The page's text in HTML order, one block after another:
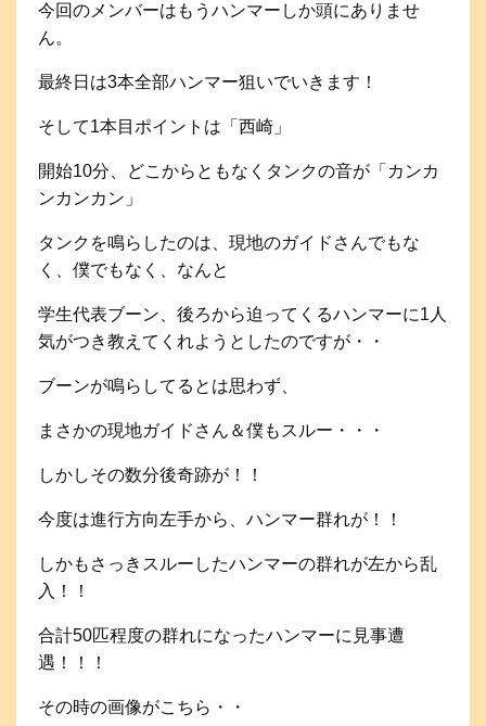
今回のメンバーはもうハンマーしか頭にありませ
ん。
最終日は3本全部ハンマー狙いでいきます！
そして1本目ポイントは「西崎」
開始10分、どこからともなくタンクの音が「カンカ
ンカンカン」
タンクを鳴らしたのは、現地のガイドさんでもな
く、僕でもなく、なんと
学生代表ブーン、後ろから迫ってくるハンマーに1人
気がつき教えてくれようとしたのですが・・
ブーンが鳴らしてるとは思わず、
まさかの現地ガイドさん＆僕もスルー・・・
しかしその数分後奇跡が！！
今度は進行方向左手から、ハンマー群れが！！
しかもさっきスルーしたハンマーの群れが左から乱
入！！
合計50匹程度の群れになったハンマーに見事遭
遇！！！
その時の画像がこちら・・